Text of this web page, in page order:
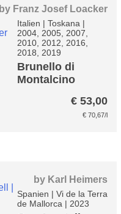
by Franz Josef Loacker
Italien | Toskana |
2004, 2005, 2007,
2010, 2012, 2016,
2018, 2019
Brunello di
Montalcino
€ 53,00
€ 70,67/l
by Karl Heimers
Spanien | Vi de la Terra
de Mallorca | 2023